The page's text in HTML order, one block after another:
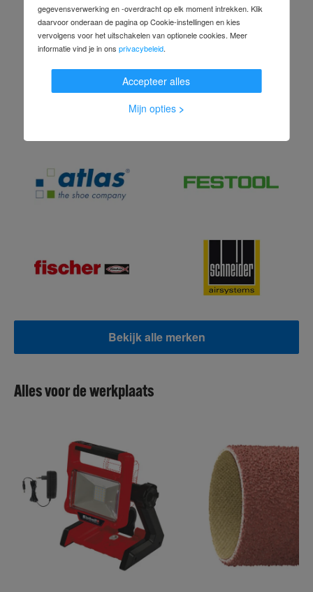
Bekijk alle merken
Alles voor de werkplaats
gegevensverwerking en -overdracht op elk moment intrekken. Klik
daarvoor onderaan de pagina op Cookie-instellingen en kies
vervolgens voor het uitschakelen van optionele cookies. Meer
informatie vind je in ons privacybeleid.
Accepteer alles
Mijn opties >